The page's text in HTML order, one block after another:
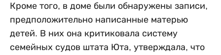
Кроме того, в доме были обнаружены записи,
предположительно написанные матерью
детей. В них она критиковала систему
семейных судов штата Юта, утверждала, что